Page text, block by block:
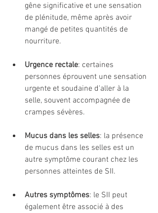
gêne significative et une sensation
de plénitude, même après avoir
mangé de petites quantités de
nourriture.
Urgence rectale: certaines
personnes éprouvent une sensation
urgente et soudaine d'aller à la
selle, souvent accompagnée de
crampes sévères.
Mucus dans les selles: la présence
de mucus dans les selles est un
autre symptôme courant chez les
personnes atteintes de SII.
Autres symptômes: le SII peut
également être associé à des